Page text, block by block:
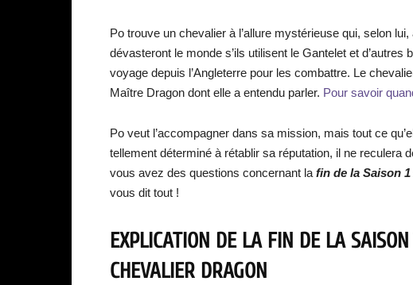
Po trouve un chevalier à l’allure mystérieuse qui, selon
dévasteront le monde s’ils utilisent le Gantelet et d’autres
voyage depuis l’Angleterre pour les combattre. Le
Maître Dragon dont elle a entendu parler. Pour savoir
Po veut l’accompagner dans sa mission, mais tout ce
tellement déterminé à rétablir sa réputation, il ne reculera
vous avez des questions concernant la fin de la Saison
vous dit tout !
EXPLICATION DE LA FIN DE LA
CHEVALIER DRAGON